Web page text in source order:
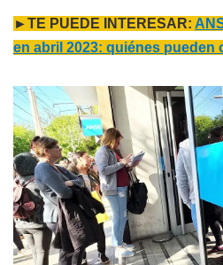
►TE PUEDE INTERESAR:
en abril 2023: quiénes pueden